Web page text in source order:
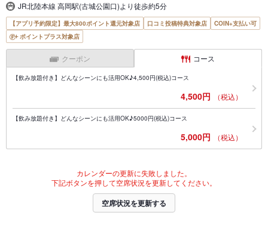
JR北陸本線 高岡駅(古城公園口)より徒歩約5分
【アプリ予約限定】最大800ポイント還元対象店 口コミ投稿特典対象店
COIN+支払い可
ポイントプラス対象店
クーポン コース
【飲み放題付き】どんなシーンにも活用OK♪4,500円(税込)コース
4,500円 （税込）
【飲み放題付き】どんなシーンにも活用OK♪5000円(税込)コース
5,000円 （税込）
カレンダーの更新に失敗しました。
下記ボタンを押して空席状況を更新してください。
空席状況を更新する